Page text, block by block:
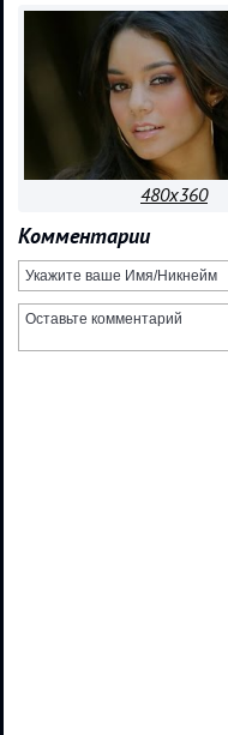
480x360
Комментарии